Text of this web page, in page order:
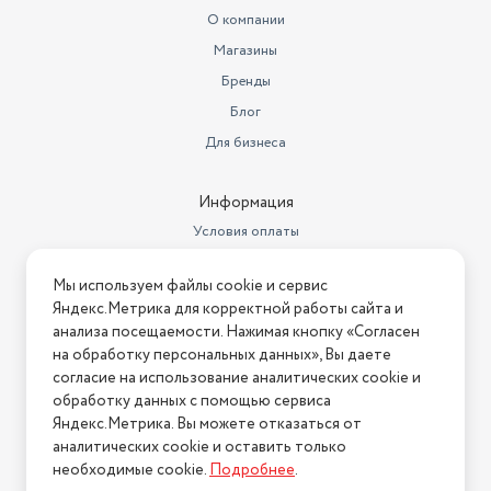
398 х 216 х 412
5700
поддон для сбора жира
документация лопатка для
серебристый
Механическое
Объем товара в упаковке, в
литрах
46.44
Высота товара в упаковке, в
метрах
0.45
Ширина товара в упаковке, в
метрах
0.24
Длина товара в упаковке, в
метрах
0.43
О компании
Магазины
Бренды
Блог
Для бизнеса
Информация
Условия оплаты
Условия возврата
Нашли ошибку на сайте? Напишите нам
2026 © Интернет-магазин "АстМаркет". У нас есть всё!
Политика конфиденциальности
Мы используем файлы cookie и сервис
Яндекс.Метрика для корректной работы сайта и
анализа посещаемости. Нажимая кнопку «Согласен
на обработку персональных данных», Вы даете
согласие на использование аналитических cookie и
обработку данных с помощью сервиса
Яндекс.Метрика. Вы можете отказаться от
аналитических cookie и оставить только
необходимые cookie.Подробнее.